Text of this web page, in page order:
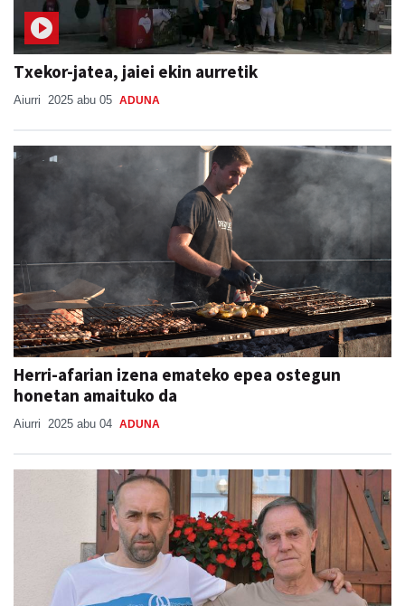
Txekor-jatea, jaiei ekin aurretik
Aiurri 2025 abu 05 ADUNA
Herri-afarian izena emateko epea ostegun
honetan amaituko da
Aiurri 2025 abu 04 ADUNA